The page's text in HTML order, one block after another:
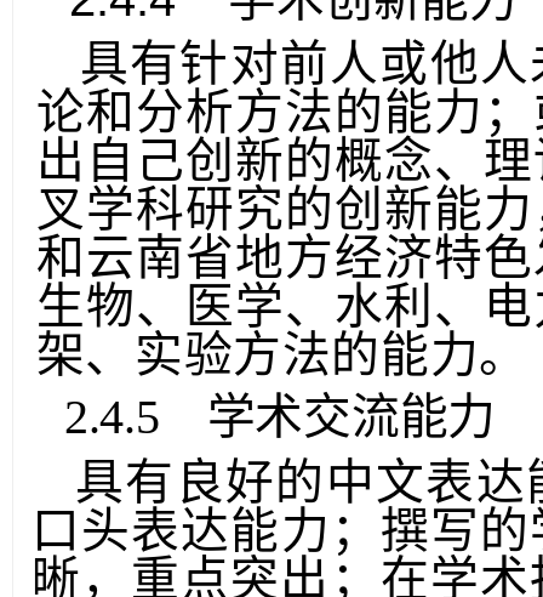
2.4.4 学术创新能力
具有针对前人或他
论和分析方法的能力
出自己创新的概念、
叉学科研究的创新能
和云南省地方经济特
生物、医学、水利、
架、实验方法的能力。
2.4.5 学术交流能力
具有良好的中文表
口头表达能力；撰写的